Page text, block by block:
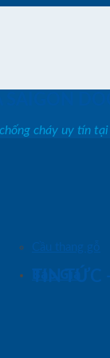
Cầu thang gỗ
Báo Giá
cháy uy tín
TIN TỨC